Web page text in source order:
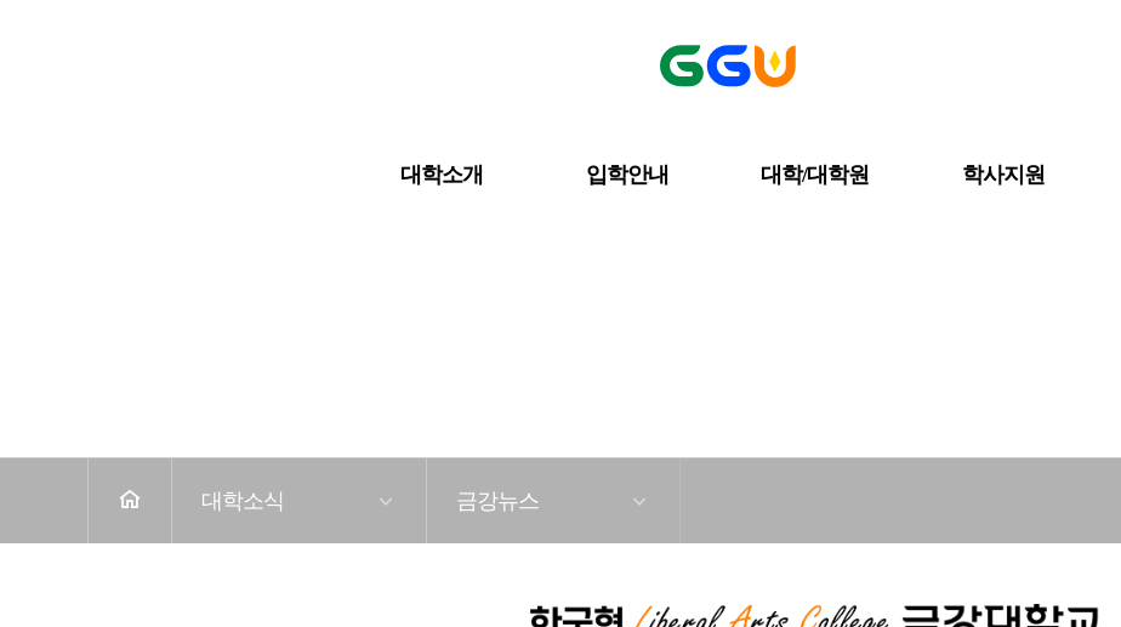
대학소개 입학안내 대학/대학원 학사지원
대학소식 금강뉴스